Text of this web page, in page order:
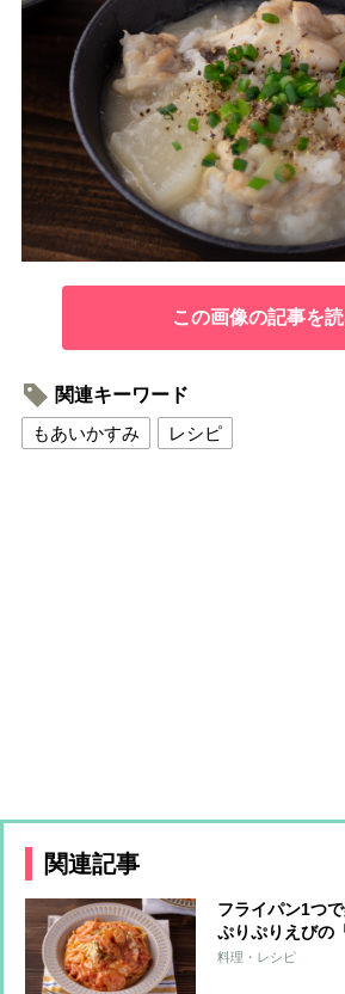
この画像の記事を
関連キーワード
もあいかすみ
レシピ
関連記事
フライパン1つ
ぷりぷりえびの
スタ」【もあい
料理・レシピ